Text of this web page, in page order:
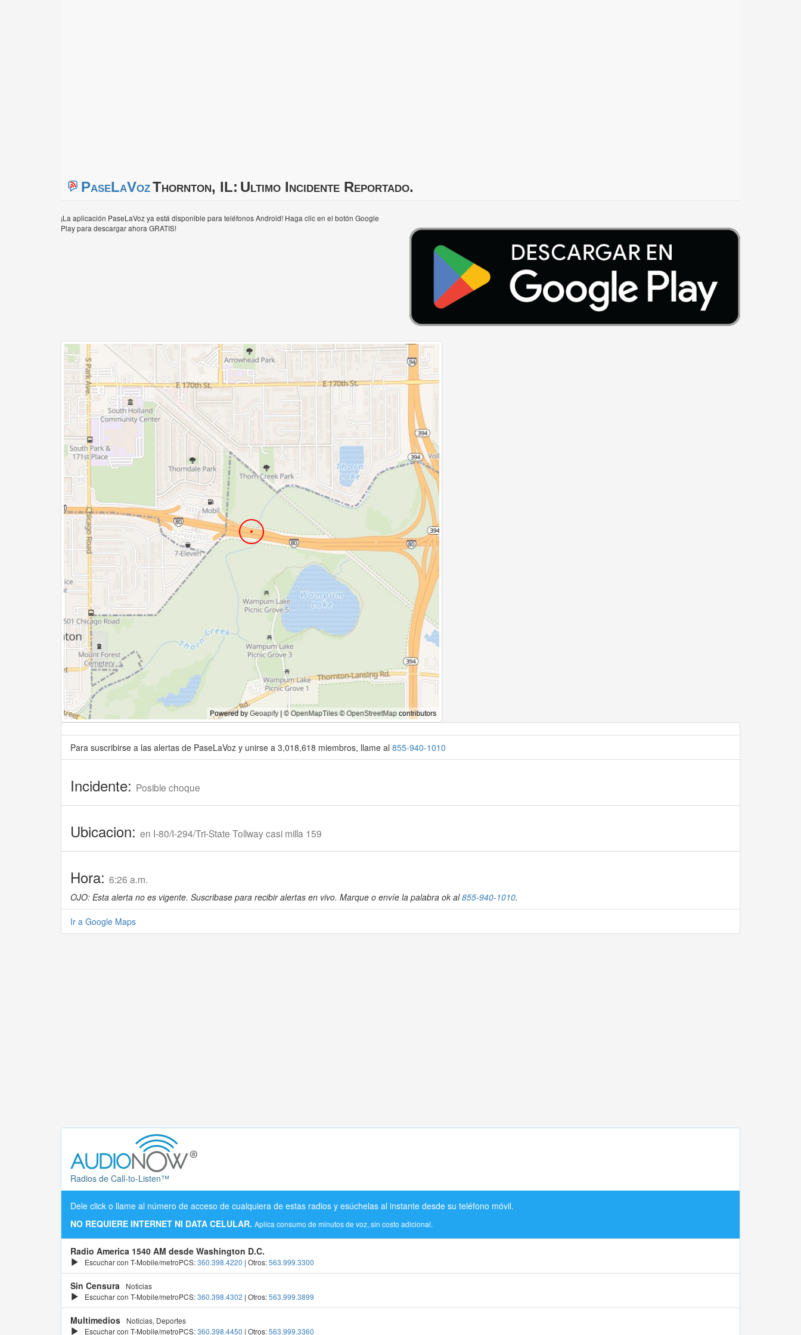
PaseLaVozThornton, IL: Ultimo Incidente Reportado.
¡La aplicación PaseLaVoz ya está disponible para teléfonos Android! Haga clic en el botón Google
Play para descargar ahora GRATIS!
Para suscribirse a las alertas de PaseLaVoz y unirse a 3,018,618 miembros, llame al 855-940-1010
Incidente: Posible choque
Ubicacion: en I-80/I-294/Tri-State Tollway casi milla 159
Hora: 6:26 a.m.
OJO: Esta alerta no es vigente. Suscribase para recibir alertas en vivo. Marque o envíe la palabra ok al855-940-1010.
Ir a Google Maps
Radios de Call-to-Listen™
Dele click o llame al número de acceso de cualquiera de estas radios y esúchelas al instante desde su teléfono móvil.
NO REQUIERE INTERNET NI DATA CELULAR. Aplica consumo de minutos de voz, sin costo adicional.
Radio America 1540 AM desde Washington D.C.
Escuchar con T-Mobile/metroPCS:360.398.4220 | Otros:563.999.3300
Sin Censura
Noticias
Escuchar con T-Mobile/metroPCS:360.398.4302 | Otros:563.999.3899
Multimedios
Noticias, Deportes
Escuchar con T-Mobile/metroPCS:360.398.4450 | Otros:563.999.3360